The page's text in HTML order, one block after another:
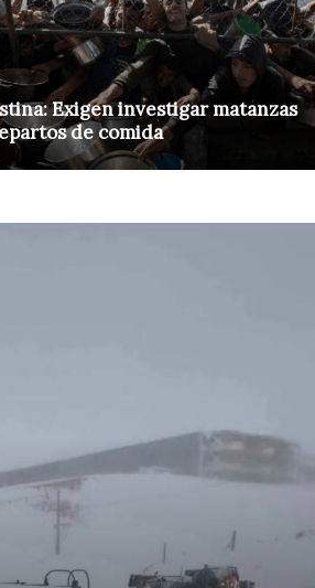
Exigen investigar matanzas
de comida